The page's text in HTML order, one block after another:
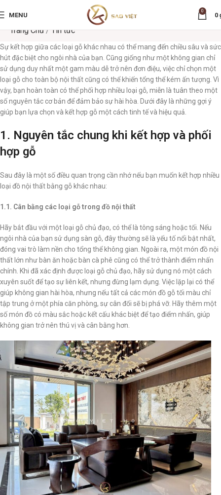
MENU
0
0
Trang Chủ/Tin tức
Sự kết hợp giữa các loại gỗ khác nhau có thể mang đến chiều sâu và sức
hút đặc biệt cho ngôi nhà của bạn. Cũng giống như một không gian chỉ
sử dụng duy nhất một gam màu dễ trở nên đơn điệu, việc chỉ chọn một
loại gỗ cho toàn bộ nội thất cũng có thể khiến tổng thể kém ấn tượng. Vì
vậy, bạn hoàn toàn có thể phối hợp nhiều loại gỗ, miễn là tuân theo một
số nguyên tắc cơ bản để đảm bảo sự hài hòa. Dưới đây là những gợi ý
giúp bạn lựa chọn và kết hợp gỗ một cách tinh tế và hiệu quả.
1. Nguyên tắc chung khi kết hợp và phối
hợp gỗ
Sau đây là một số điều quan trọng cần nhớ nếu bạn muốn kết hợp nhiều
loại đồ nội thất bằng gỗ khác nhau:
1.1. Cân bằng các loại gỗ trong đồ nội thất
Hãy bắt đầu với một loại gỗ chủ đạo, có thể là tông sáng hoặc tối. Nếu
ngôi nhà của bạn sử dụng sàn gỗ, đây thường sẽ là yếu tố nổi bật nhất,
đóng vai trò làm nền cho tổng thể không gian. Ngoài ra, một món đồ nội
thất lớn như bàn ăn hoặc bàn cà phê cũng có thể trở thành điểm nhấn
chính. Khi đã xác định được loại gỗ chủ đạo, hãy sử dụng nó một cách
xuyên suốt để tạo sự liên kết, nhưng đừng lạm dụng. Việc lặp lại có thể
giúp không gian hài hòa, nhưng nếu tất cả các món đồ gỗ tối màu chỉ
tập trung ở một phía căn phòng, sự cân đối sẽ bị phá vỡ. Hãy thêm một
số món đồ có màu sắc hoặc kết cấu khác biệt để tạo điểm nhấn, giúp
không gian trở nên thú vị và cân bằng hơn.